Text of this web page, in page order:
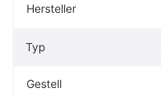
Hersteller
Typ
Gestell